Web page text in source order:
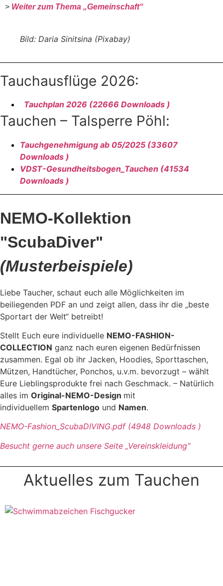
> Weiter zum Thema „Gemeinschaft“
Bild: Daria Sinitsina (Pixabay)
Tauchausflüge 2026:
Tauchplan 2026 (22666 Downloads )
Tauchen – Talsperre Pöhl:
Tauchgenehmigung ab 05/2025 (33607
Downloads )
VDST-Gesundheitsbogen_Tauchen (41534
Downloads )
NEMO-Kollektion
"ScubaDiver"
(Musterbeispiele)
Liebe Taucher, schaut euch alle Möglichkeiten im
beiliegenden PDF an und zeigt allen, dass ihr die „beste
Sportart der Welt“ betreibt!
Stellt Euch eure individuelle NEMO-FASHION-
COLLECTION ganz nach euren eigenen Bedürfnissen
zusammen. Egal ob ihr Jacken, Hoodies, Sporttaschen,
Mützen, Handtücher, Ponchos, u.v.m. bevorzugt – wählt
Eure Lieblingsprodukte frei nach Geschmack. – Natürlich
alles im Original-NEMO-Design mit
individuellem Spartenlogo und Namen.
NEMO-Fashion_ScubaDIVING.pdf (4948 Downloads )
Besucht gerne auch unsere Seite „Vereinskleidung“
Aktuelles zum Tauchen